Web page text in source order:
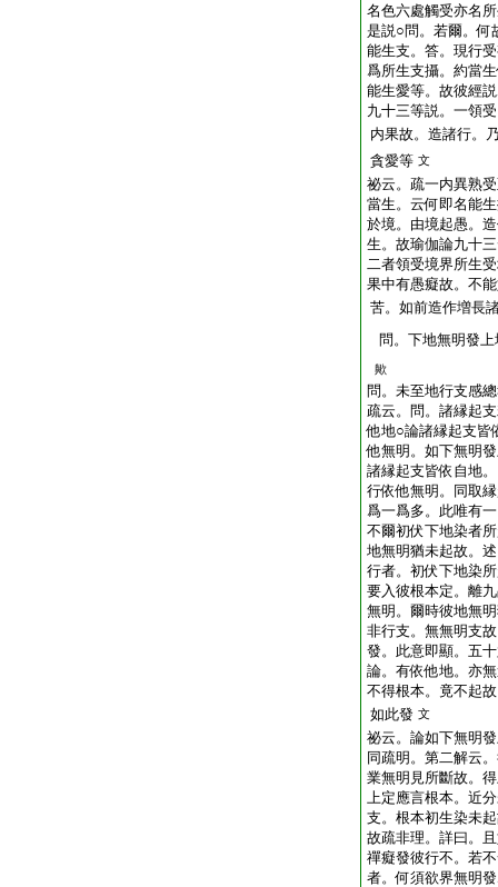
名色六處觸受亦名
是説○問。若爾。何
能生支。答。現行
爲所生支攝。約當
能生愛等。故彼經
九十三等説。一領
内果故。造諸行。
貪愛等 文
祕云。疏一内異熟
當生。云何即名能
於境。由境起愚。
生。故瑜伽論九十
二者領受境界所生
果中有愚癡故。不
苦。如前造作増長
問。下地無明發
歟
問。未至地行支感
疏云。問。諸縁起
他地○論諸縁起支皆
他無明。如下無明
諸縁起支皆依自地
行依他無明。同取
爲一爲多。此唯有
不爾初伏下地染者
地無明猶未起故。
行者。初伏下地染
要入彼根本定。離
無明。爾時彼地無
非行支。無無明支
發。此意即顯。五
論。有依他地。亦
不得根本。竟不起
如此發 文
祕云。論如下無明
同疏明。第二解云
業無明見所斷故。
上定應言根本。近
支。根本初生染未
故疏非理。詳曰。
禪癡發彼行不。若
者。何須欲界無明